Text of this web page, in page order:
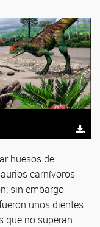
huesos de
carnívoros
sin embargo
unos dientes
que no superan